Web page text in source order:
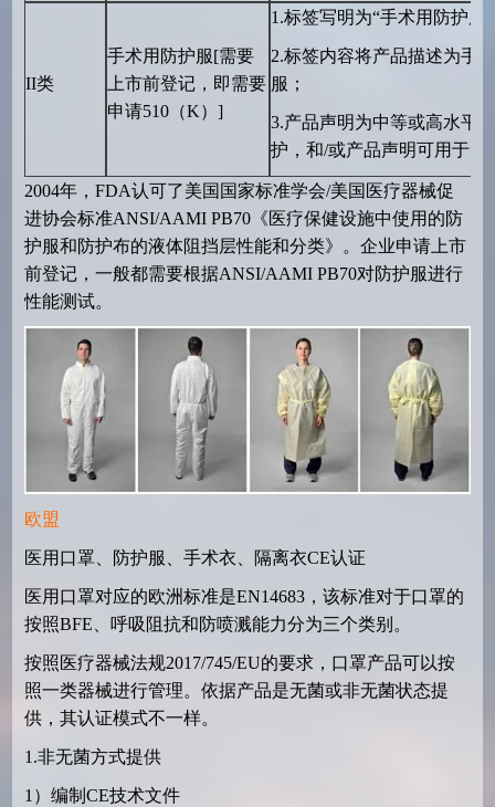
II类
手术用防护服[需要
上市前登记，即需要
申请510 （K）]
1.标签写明为“手术用防护服
2.标签内容将产品描述为手
服；
3.产品声明为中等或高水平
护，和/或产品声明可用于无
2004年， FDA认可了美国国家标准学会/美国医疗器械促
进协会标准ANSI/AAMI PB70《医疗保健设施中使用的防
护服和防护布的液体阻挡层性能和分类》。企业申请上市
前登记，一般都需要根据ANSI/AAMI PB70对防护服进行
性能测试。
欧盟
医用口罩、防护服、手术衣、隔离衣CE认证
医用口罩对应的欧洲标准是EN14683，该标准对于口罩的
按照BFE 、呼吸阻抗和防喷溅能力分为三个类别。
按照医疗器械法规2017/745/EU的要求，口罩产品可以按
照一类器械进行管理。依据产品是无菌或非无菌状态提
供，其认证模式不一样。
1.非无菌方式提供
1 ）编制 CE技术文件